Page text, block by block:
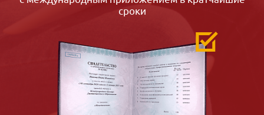
сроки